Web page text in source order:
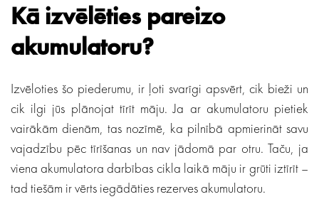
Kā izvēlēties pareizo
akumulatoru?
Izvēloties šo piederumu, ir ļoti svarīgi apsvērt, cik bieži un
cik ilgi jūs plānojat tīrīt māju. Ja ar akumulatoru pietiek
vairākām dienām, tas nozīmē, ka pilnībā apmierināt savu
vajadzību pēc tīrīšanas un nav jādomā par otru. Taču, ja
viena akumulatora darbības cikla laikā māju ir grūti iztīrīt –
tad tiešām ir vērts iegādāties rezerves akumulatoru.